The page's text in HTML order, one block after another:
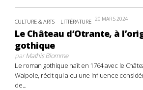
CULTURE & ARTS LITTÉRATURE 20 MARS 2024
Le Château d’Otrante, à
gothique
parMathis Blomme
Le roman gothique naît en 1764 avec le
Walpole, récit qui a eu une influence
de...